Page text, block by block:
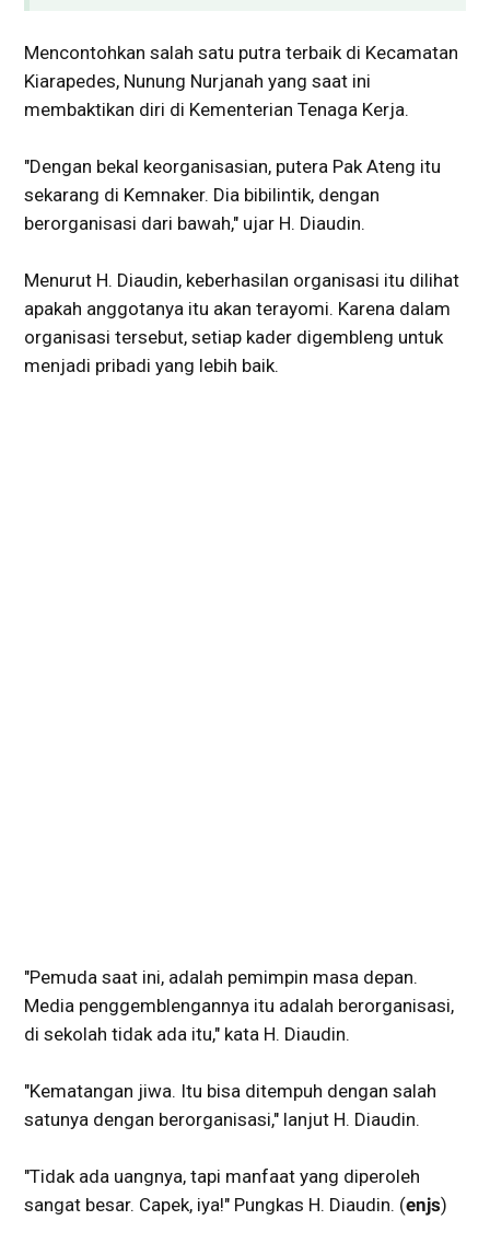
Mencontohkan salah satu putra terbaik di Kecamatan
Kiarapedes, Nunung Nurjanah yang saat ini
membaktikan diri di Kementerian Tenaga Kerja.
"Dengan bekal keorganisasian, putera Pak Ateng itu
sekarang di Kemnaker. Dia bibilintik, dengan
berorganisasi dari bawah," ujar H. Diaudin.
Menurut H. Diaudin, keberhasilan organisasi itu dilihat
apakah anggotanya itu akan terayomi. Karena dalam
organisasi tersebut, setiap kader digembleng untuk
menjadi pribadi yang lebih baik.
"Pemuda saat ini, adalah pemimpin masa depan.
Media penggemblengannya itu adalah berorganisasi,
di sekolah tidak ada itu," kata H. Diaudin.
"Kematangan jiwa. Itu bisa ditempuh dengan salah
satunya dengan berorganisasi," lanjut H. Diaudin.
"Tidak ada uangnya, tapi manfaat yang diperoleh
sangat besar. Capek, iya!" Pungkas H. Diaudin. (enjs)